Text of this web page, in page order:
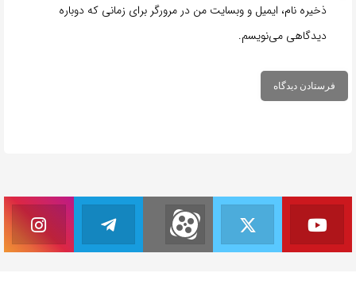
ذخیره نام، ایمیل و وبسایت من در مرورگر برای زمانی که دوباره
دیدگاهی می‌نویسم.